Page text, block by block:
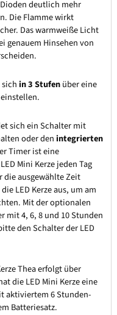
deutlich mehr
Die Flamme wirkt
Das warmweiße Licht
genauem Hinsehen von
in 3 Stufenüber eine
sich ein Schalter mit
oder denintegrierten
Timer ist eine
Mini Kerze jeden Tag
ausgewählte Zeit
LED Kerze aus, um am
Mit der optionalen
mit 4, 6, 8 und 10 Stunden
den Schalter der LED
Thea erfolgt über
die LED Mini Kerze eine
aktiviertem 6 Stunden-
Batteriesatz.